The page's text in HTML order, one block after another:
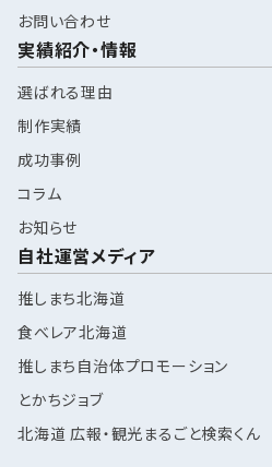
お問い合わせ
実績紹介・情報
選ばれる理由
制作実績
成功事例
コラム
お知らせ
自社運営メディア
推しまち北海道
食べレア北海道
推しまち自治体プロモーション
とかちジョブ
北海道 広報・観光まるごと検索くん